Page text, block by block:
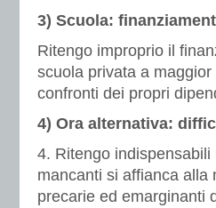
3) Scuola:
Ritengo improprio il
scuola privata a
confronti dei propri
4) Ora alternativa:
4. Ritengo
mancanti si affianca alla
precarie ed emarginanti